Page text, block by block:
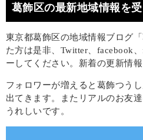
葛飾区の最新地域情報を
東京都葛飾区の地域情報ブログ
た方は是非、Twitter、facebook
ーしてください。新着の更新情
フォロワーが増えると葛飾つう
出てきます。またリアルのお友
うれしいです。